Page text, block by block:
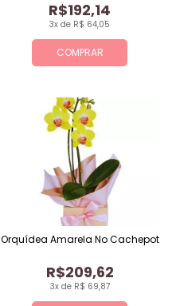
COMPRAR
3x de R$ 64,05
R$192,14
3x de R$ 69,87
R$209,62
Orquídea Amarela No Cachepot